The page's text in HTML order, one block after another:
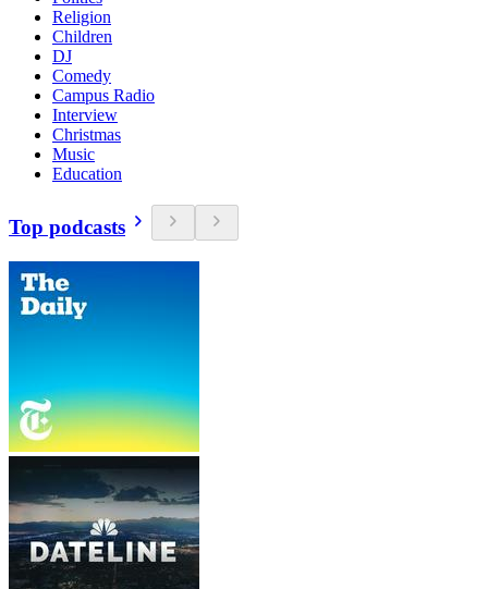
Religion
Children
DJ
Comedy
Campus Radio
Interview
Christmas
Music
Education
Top podcasts